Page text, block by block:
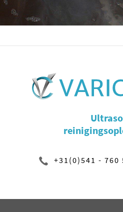
+31(0)541 - 760